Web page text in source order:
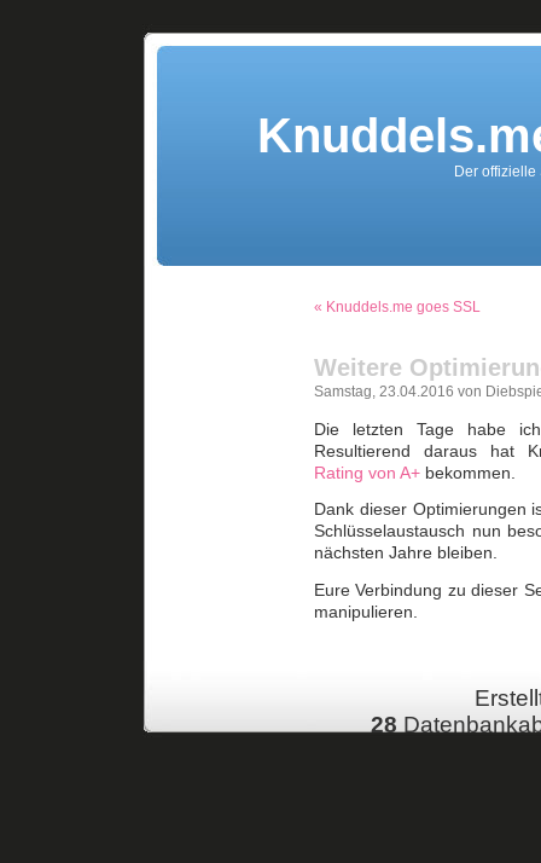
Der
« Knuddels.me goes SSL
Weitere
Samstag, 23.04.2016 von
Die letzten Tage habe
Resultierend daraus hat
Rating von A+ bekommen.
Dank dieser Optimierungen
Schlüsselaustausch nun
nächsten Jahre bleiben.
Eure Verbindung zu dieser
manipulieren.
28